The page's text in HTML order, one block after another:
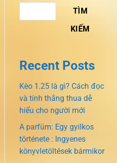
TÌM
KIẾM
Recent Posts
Kèo 1.25 là gì? Cách đọc
và tính thắng thua dễ
hiểu cho người mới
A parfüm: Egy gyilkos
története : Ingyenes
könyvletöltések bármikor